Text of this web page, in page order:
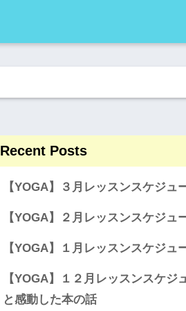
Recent Posts
【YOGA】３月レッスンスケジュ
【YOGA】２月レッスンスケジュ
【YOGA】１月レッスンスケジュ
【YOGA】１２月レッスンスケジ
と感動した本の話